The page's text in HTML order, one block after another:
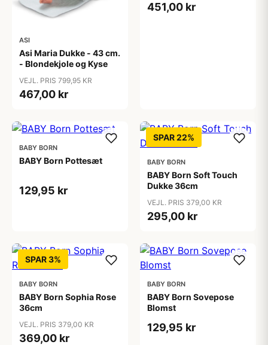
ASI
Asi Maria Dukke - 43 cm.
- Blondekjole og Kyse
VEJL. PRIS 799,95 KR
467,00 kr
451,00 kr
BABY BORN
BABY Born Pottesæt
129,95 kr
SPAR 22%
BABY BORN
BABY Born Soft Touch
Dukke 36cm
VEJL. PRIS 379,00 KR
295,00 kr
SPAR 3%
BABY BORN
BABY Born Sophia Rose
36cm
VEJL. PRIS 379,00 KR
369,00 kr
BABY BORN
BABY Born Sovepose
Blomst
129,95 kr